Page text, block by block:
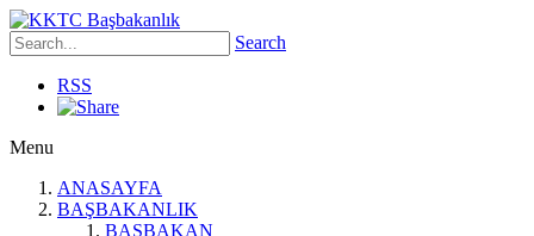
Search
RSS
Menu
ANASAYFA
BAŞBAKANLIK
BAŞBAKAN